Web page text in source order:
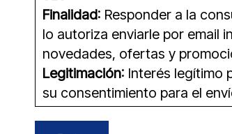
Finalidad: Responder a la
lo autoriza enviarle por email
novedades, ofertas y
Legitimación: Interés legítimo
su consentimiento para el
comerciales por email